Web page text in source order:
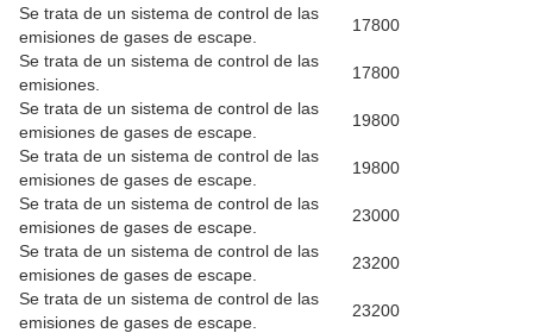
Se trata de un sistema de control de las
emisiones de gases de escape.
17800
Se trata de un sistema de control de las
emisiones.
17800
Se trata de un sistema de control de las
emisiones de gases de escape.
19800
Se trata de un sistema de control de las
emisiones de gases de escape.
19800
Se trata de un sistema de control de las
emisiones de gases de escape.
23000
Se trata de un sistema de control de las
emisiones de gases de escape.
23200
Se trata de un sistema de control de las
emisiones de gases de escape.
23200